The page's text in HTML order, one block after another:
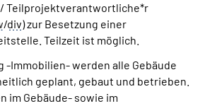
Teilprojektverantwortliche*r
/div) zur Besetzung einer
Teilzeit ist möglich.
-Immobilien- werden alle Gebäude
geplant, gebaut und betrieben.
im Gebäude- sowie im